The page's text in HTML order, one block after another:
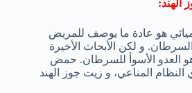
هو عادة ما يوصف للمريض
و لكن الأبحاث الأخيرة
العدو الأسوأ للسرطان. حمض
النظام المناعي، و زيت جوز الهند